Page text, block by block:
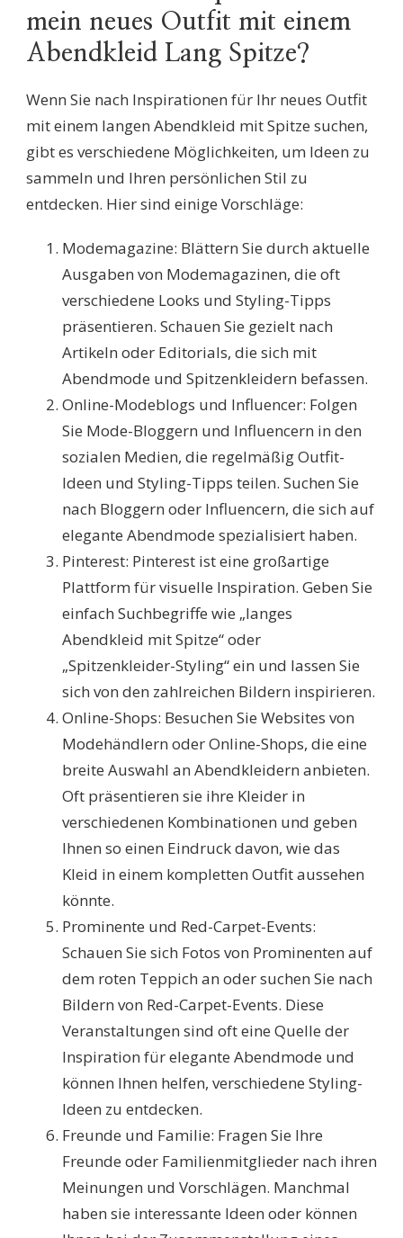
mein neues Outfit mit einem
Abendkleid Lang Spitze?
Wenn Sie nach Inspirationen für Ihr neues Outfit
mit einem langen Abendkleid mit Spitze suchen,
gibt es verschiedene Möglichkeiten, um Ideen zu
sammeln und Ihren persönlichen Stil zu
entdecken. Hier sind einige Vorschläge:
Modemagazine: Blättern Sie durch aktuelle
Ausgaben von Modemagazinen, die oft
verschiedene Looks und Styling-Tipps
präsentieren. Schauen Sie gezielt nach
Artikeln oder Editorials, die sich mit
Abendmode und Spitzenkleidern befassen.
Online-Modeblogs und Influencer: Folgen
Sie Mode-Bloggern und Influencern in den
sozialen Medien, die regelmäßig Outfit-
Ideen und Styling-Tipps teilen. Suchen Sie
nach Bloggern oder Influencern, die sich auf
elegante Abendmode spezialisiert haben.
Pinterest: Pinterest ist eine großartige
Plattform für visuelle Inspiration. Geben Sie
einfach Suchbegriffe wie „langes
Abendkleid mit Spitze“ oder
„Spitzenkleider-Styling“ ein und lassen Sie
sich von den zahlreichen Bildern inspirieren.
Online-Shops: Besuchen Sie Websites von
Modehändlern oder Online-Shops, die eine
breite Auswahl an Abendkleidern anbieten.
Oft präsentieren sie ihre Kleider in
verschiedenen Kombinationen und geben
Ihnen so einen Eindruck davon, wie das
Kleid in einem kompletten Outfit aussehen
könnte.
Prominente und Red-Carpet-Events:
Schauen Sie sich Fotos von Prominenten auf
dem roten Teppich an oder suchen Sie nach
Bildern von Red-Carpet-Events. Diese
Veranstaltungen sind oft eine Quelle der
Inspiration für elegante Abendmode und
können Ihnen helfen, verschiedene Styling-
Ideen zu entdecken.
Freunde und Familie: Fragen Sie Ihre
Freunde oder Familienmitglieder nach ihren
Meinungen und Vorschlägen. Manchmal
haben sie interessante Ideen oder können